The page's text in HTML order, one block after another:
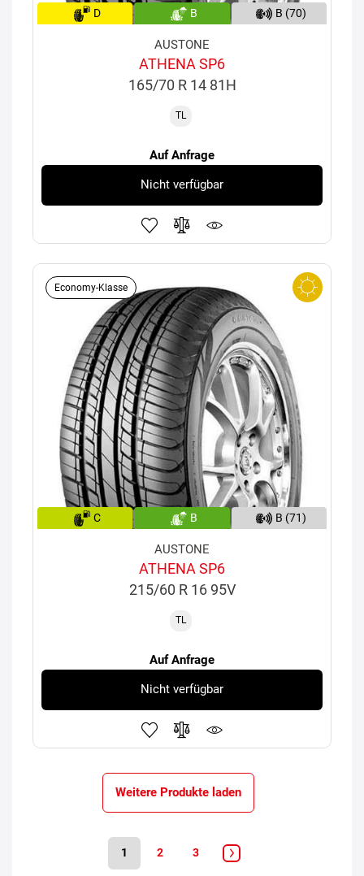
D B B (70)
AUSTONE
ATHENA SP6
165/70 R 14 81H
TL
Auf Anfrage
Nicht verfügbar
Economy-Klasse
C B B (71)
AUSTONE
ATHENA SP6
215/60 R 16 95V
TL
Auf Anfrage
Nicht verfügbar
Weitere Produkte laden
1 2 3